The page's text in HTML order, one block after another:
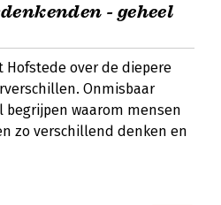
- geheel
Hofstede over de diepere
Onmisbaar
waarom mensen
zo verschillend denken en